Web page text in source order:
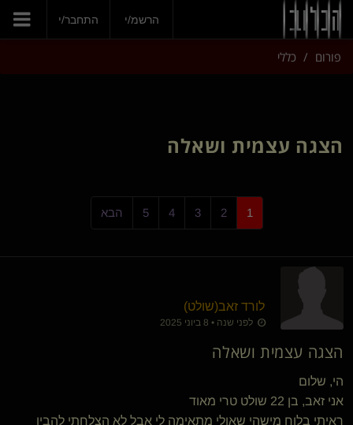
הצטרפי עכשיו
הרשמ/י התחבר/י
פורום כללי
הצגה עצמית ושאלה
1
2
3
4
5 הבא
לורד זאב​(שולט)
לפני שנה • 8 ביוני 2025
הצגה עצמית ושאלה
הי, שלום
אני זאב, בן 22 שולט טרי מאוד
ראיתי בלוח מישהי שאולי מתאימה לי אבל לא הצלחתי להבין